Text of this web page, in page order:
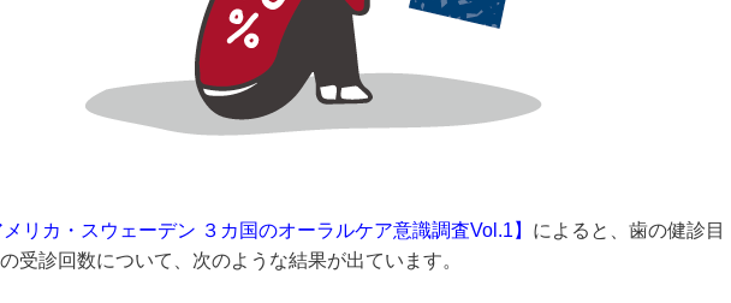
メリカ・スウェーデン ３カ国のオーラルケア意識調査Vol.1 】 によると、歯の健診目
受診回数について、次のような結果が出ています。